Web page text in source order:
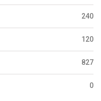
240
120
827
0